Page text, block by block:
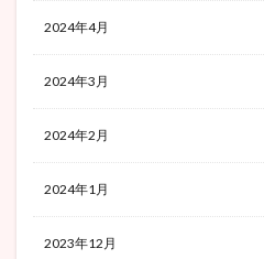
2024年4月
2024年3月
2024年2月
2024年1月
2023年12月